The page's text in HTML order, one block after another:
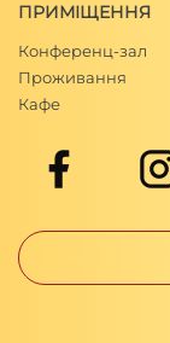
ПРИМІЩЕННЯ
Конференц-зал
Проживання
Кафе